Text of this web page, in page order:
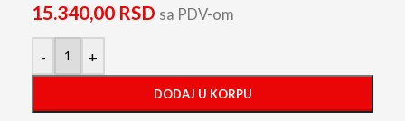
15.340,00 RSD sa PDV-om
- +
DODAJ U KORPU